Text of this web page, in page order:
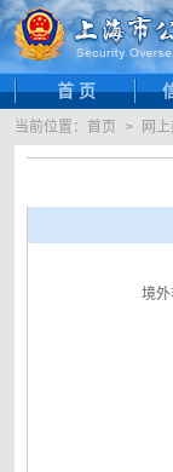
首 页
当前位置： 首页 > 网
境